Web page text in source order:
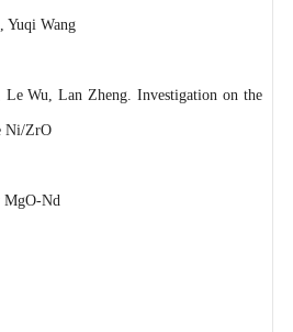
Yuqi Wang
Le Wu, Lan Zheng. Investigation on the
Ni/ZrO